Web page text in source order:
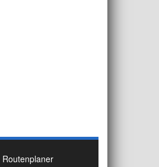
Routenplaner